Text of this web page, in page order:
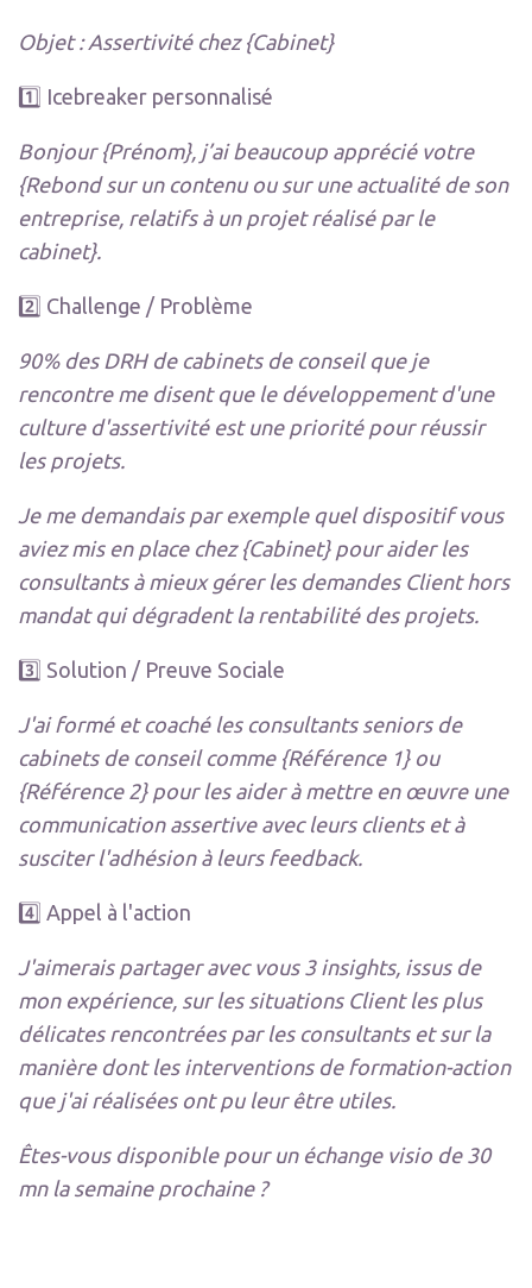
Objet : Assertivité chez {Cabinet}
1️⃣ Icebreaker personnalisé
Bonjour {Prénom}, j’ai beaucoup apprécié votre
{Rebond sur un contenu ou sur une actualité de son
entreprise, relatifs à un projet réalisé par le
cabinet}.
2️⃣ Challenge / Problème
90% des DRH de cabinets de conseil que je
rencontre me disent que le développement d'une
culture d'assertivité est une priorité pour réussir
les projets.
Je me demandais par exemple quel dispositif vous
aviez mis en place chez {Cabinet} pour aider les
consultants à mieux gérer les demandes Client hors
mandat qui dégradent la rentabilité des projets.
3️⃣ Solution / Preuve Sociale
J'ai formé et coaché les consultants seniors de
cabinets de conseil comme {Référence 1} ou
{Référence 2} pour les aider à mettre en œuvre une
communication assertive avec leurs clients et à
susciter l'adhésion à leurs feedback.
4️⃣ Appel à l'action
J'aimerais partager avec vous 3 insights, issus de
mon expérience, sur les situations Client les plus
délicates rencontrées par les consultants et sur la
manière dont les interventions de formation-action
que j'ai réalisées ont pu leur être utiles.
Êtes-vous disponible pour un échange visio de 30
mn la semaine prochaine ?